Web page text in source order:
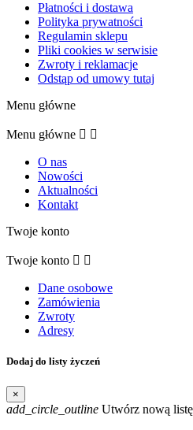
Płatności i dostawa
Polityka prywatności
Regulamin sklepu
Pliki cookies w serwisie
Zwroty i reklamacje
Odstąp od umowy tutaj
Menu główne
Menu główne  
O nas
Nowości
Aktualności
Kontakt
Twoje konto
Twoje konto  
Dane osobowe
Zamówienia
Zwroty
Adresy
Dodaj do listy życzeń
×
add_circle_outline Utwórz nową